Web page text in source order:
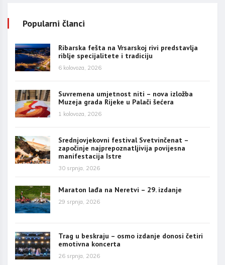
Popularni članci
Ribarska fešta na Vrsarskoj rivi predstavlja
riblje specijalitete i tradiciju
6 kolovoza, 2026
Suvremena umjetnost niti – nova izložba
Muzeja grada Rijeke u Palači šećera
1 kolovoza, 2026
Srednjovjekovni festival Svetvinčenat –
započinje najprepoznatljivija povijesna
manifestacija Istre
30 srpnja, 2026
Maraton lađa na Neretvi – 29. izdanje
29 srpnja, 2026
Trag u beskraju – osmo izdanje donosi četiri
emotivna koncerta
26 srpnja, 2026